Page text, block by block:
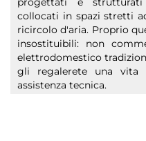
collocati in spazi stretti
ricircolo d'aria. Proprio
insostituibili: non
elettrodomestico
gli regalerete una vita
assistenza tecnica.